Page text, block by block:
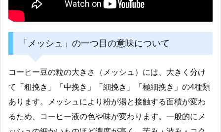
「メッシュ」の一つ目の意味について
コーヒー豆の粒の大きさ（メッシュ）には、大きく分け
て「粗挽き」「中挽き」「細挽き」「極細挽き」の4種類
あります。メッシュにより粉が湯と接触する面積が変わ
るため、コーヒー液の色や味が変わります。一般的にメ